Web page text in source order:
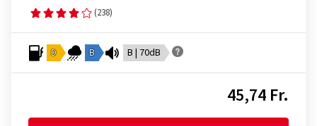
(238)
D B B | 70dB
45,74 Fr.